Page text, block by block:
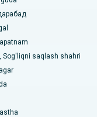
yaxshi kasalxona
eng yaxshi
shifoxona
Sog'liqni saqlash shahri